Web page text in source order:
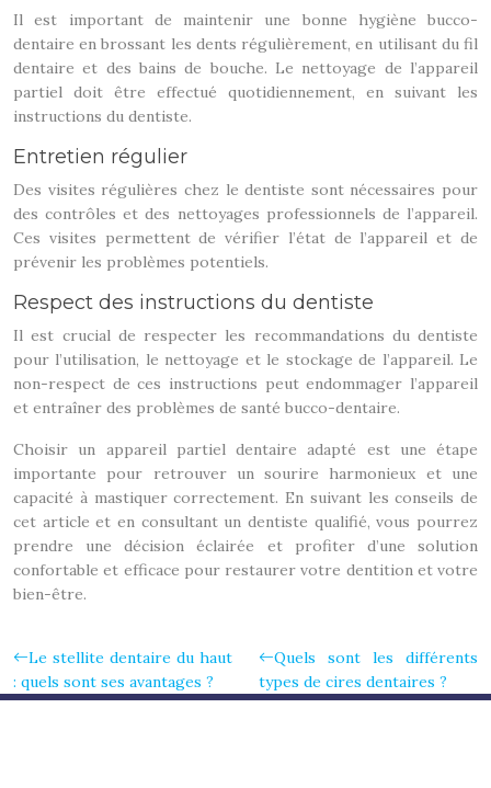
Il est important de maintenir une bonne hygiène bucco-
dentaire en brossant les dents régulièrement, en utilisant du fil
dentaire et des bains de bouche. Le nettoyage de l’appareil
partiel doit être effectué quotidiennement, en suivant les
instructions du dentiste.
Entretien régulier
Des visites régulières chez le dentiste sont nécessaires pour
des contrôles et des nettoyages professionnels de l’appareil.
Ces visites permettent de vérifier l’état de l’appareil et de
prévenir les problèmes potentiels.
Respect des instructions du dentiste
Il est crucial de respecter les recommandations du dentiste
pour l’utilisation, le nettoyage et le stockage de l’appareil. Le
non-respect de ces instructions peut endommager l’appareil
et entraîner des problèmes de santé bucco-dentaire.
Choisir un appareil partiel dentaire adapté est une étape
importante pour retrouver un sourire harmonieux et une
capacité à mastiquer correctement. En suivant les conseils de
cet article et en consultant un dentiste qualifié, vous pourrez
prendre une décision éclairée et profiter d’une solution
confortable et efficace pour restaurer votre dentition et votre
bien-être.
Le stellite dentaire du haut
: quels sont ses avantages ?
Quels sont les différents
types de cires dentaires ?